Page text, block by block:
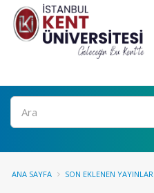
Ara
ANA SAYFA SON EKLENEN YAYINLAR